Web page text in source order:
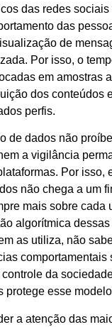
das redes
das
de
Por isso, o
em amostras
dos conteúdos
perfis.
de dados não
a vigilância
Por isso,
não chega a um
mais sobre cada
algorítmica
as utiliza, não
comportamentais
da
protege esse
a atenção das